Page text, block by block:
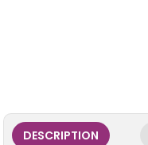
DESCRIPTION